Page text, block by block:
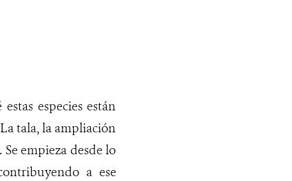
especies están
tala, la ampliación
Se empieza desde lo
a ese